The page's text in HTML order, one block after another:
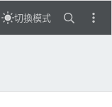
切換模式